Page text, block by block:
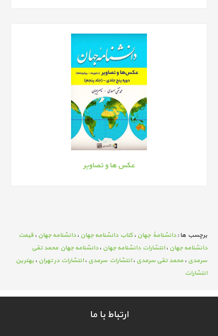
عکس ها و تصاویر
برچسب ها :دانشنامۀ جهان ، کتاب دانشنامه جهان ،دانشنامه جهان ، قیمت
دانشنامه جهان ،انتشارات دانشنامه جهان ،دانشنامه جهان محمد تقی
سرمدی ، محمد تقی سرمدی ،انتشارات سرمدی ،انتشارات در تهران ، بهترین
انتشارات
ارتباط با ما